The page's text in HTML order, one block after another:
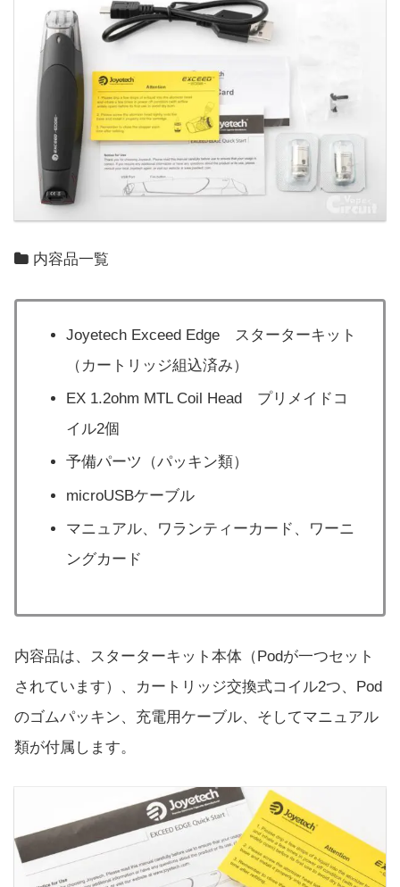
内容品一覧
Joyetech Exceed Edge スターターキット
（カートリッジ組込済み）
EX 1.2ohm MTL Coil Head プリメイドコ
イル2個
予備パーツ（パッキン類）
microUSBケーブル
マニュアル、ワランティーカード、ワーニ
ングカード
内容品は、スターターキット本体（Podが一つセット
されています）、カートリッジ交換式コイル2つ、Pod
のゴムパッキン、充電用ケーブル、そしてマニュアル
類が付属します。